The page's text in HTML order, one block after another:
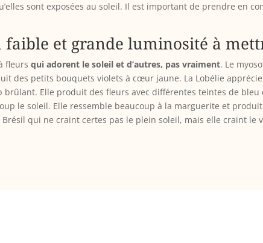
sont exposées au soleil. Il est important de prendre en
faible et grande luminosité à
fleursqui adorent le soleil et d’autres, pas vraiment. Le
des petits bouquets violets à cœur jaune. La Lobélie
brûlant. Elle produit des fleurs avec différentes teintes de
le soleil. Elle ressemble beaucoup à la marguerite et
qui ne craint certes pas le plein soleil, mais elle craint